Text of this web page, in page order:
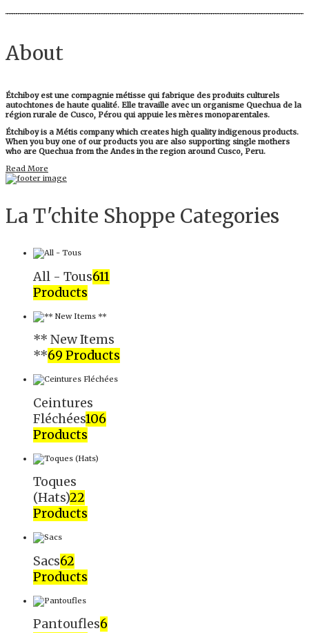
About
Étchiboy est une compagnie métisse qui fabrique des produits culturels
autochtones de haute qualité. Elle travaille avec un organisme Quechua de la
région rurale de Cusco, Pérou qui appuie les mères monoparentales.
Étchiboy is a Métis company which creates high quality indigenous products.
When you buy one of our products you are also supporting single mothers
who are Quechua from the Andes in the region around Cusco, Peru.
Read More
La T'chite Shoppe Categories​
All - Tous611
Products
** New Items
**69 Products
Ceintures
Fléchées106
Products
Toques
(Hats)22
Products
Sacs62
Products
Pantoufles6